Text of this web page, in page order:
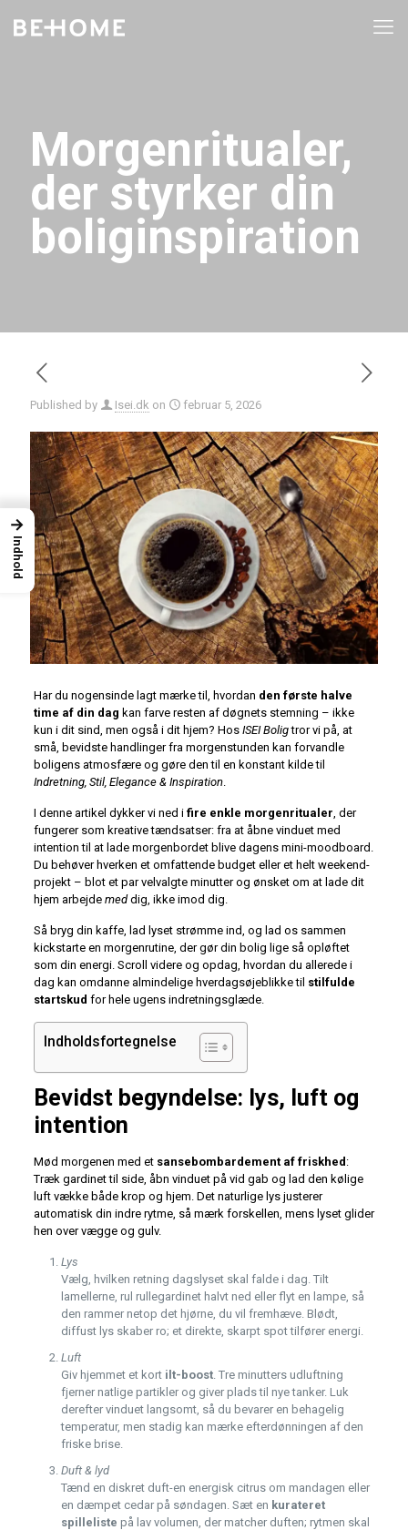
Morgenritualer,
der styrker din
boliginspiration
Published by Isei.dk on februar 5, 2026
Har du nogensinde lagt mærke til, hvordan den første halve
time af din dag kan farve resten af døgnets stemning – ikke
kun i dit sind, men også i dit hjem? Hos ISEI Boligtror vi på, at
små, bevidste handlinger fra morgenstunden kan forvandle
boligens atmosfære og gøre den til en konstant kilde til
Indretning, Stil, Elegance & Inspiration.
I denne artikel dykker vi ned i fire enkle morgenritualer , der
fungerer som kreative tændsatser: fra at åbne vinduet med
intention til at lade morgenbordet blive dagens mini-moodboard.
Du behøver hverken et omfattende budget eller et helt weekend-
projekt – blot et par velvalgte minutter og ønsket om at lade dit
hjem arbejde meddig, ikke imod dig.
Så bryg din kaffe, lad lyset strømme ind, og lad os sammen
kickstarte en morgenrutine, der gør din bolig lige så opløftet
som din energi. Scroll videre og opdag, hvordan du allerede i
dag kan omdanne almindelige hverdagsøjeblikke til stilfulde
startskud for hele ugens indretningsglæde.
Indholdsfortegnelse
Bevidst begyndelse: lys, luft og
intention
Mød morgenen med et sansebombardement af friskhed :
Træk gardinet til side, åbn vinduet på vid gab og lad den kølige
luft vække både krop og hjem. Det naturlige lys justerer
automatisk din indre rytme, så mærk forskellen, mens lyset glider
hen over vægge og gulv.
Lys
Vælg, hvilken retning dagslyset skal falde i dag. Tilt
lamellerne, rul rullegardinet halvt ned eller flyt en lampe, så
den rammer netop det hjørne, du vil fremhæve. Blødt,
diffust lys skaber ro; et direkte, skarpt spot tilfører energi.
Luft
Giv hjemmet et kort ilt-boost. Tre minutters udluftning
fjerner natlige partikler og giver plads til nye tanker. Luk
derefter vinduet langsomt, så du bevarer en behagelig
temperatur, men stadig kan mærke efterdønningen af den
friske brise.
Duft & lyd
Tænd en diskret duft-en energisk citrus om mandagen eller
en dæmpet cedar på søndagen. Sæt en kurateret
spilleliste på lav volumen, der matcher duften; rytmen skal
→
Indhold